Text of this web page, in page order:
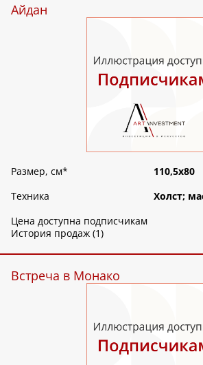
Айдан
Размер, см*
110,5х80
Техника
Холст;
Цена доступна подписчикам
История продаж (1)
Встреча в Монако